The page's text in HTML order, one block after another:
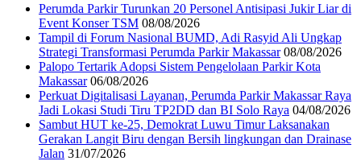
Perumda Parkir Turunkan 20 Personel Antisipasi Jukir Liar di
Event Konser TSM 08/08/2026
Tampil di Forum Nasional BUMD, Adi Rasyid Ali Ungkap
Strategi Transformasi Perumda Parkir Makassar 08/08/2026
Palopo Tertarik Adopsi Sistem Pengelolaan Parkir Kota
Makassar 06/08/2026
Perkuat Digitalisasi Layanan, Perumda Parkir Makassar Raya
Jadi Lokasi Studi Tiru TP2DD dan BI Solo Raya 04/08/2026
Sambut HUT ke-25, Demokrat Luwu Timur Laksanakan
Gerakan Langit Biru dengan Bersih lingkungan dan Drainase
Jalan 31/07/2026